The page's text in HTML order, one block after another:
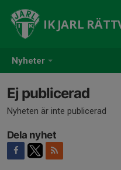
Nyheter
IK JARL
Ej publicerad
Nyheten är inte publicerad
Dela nyhet